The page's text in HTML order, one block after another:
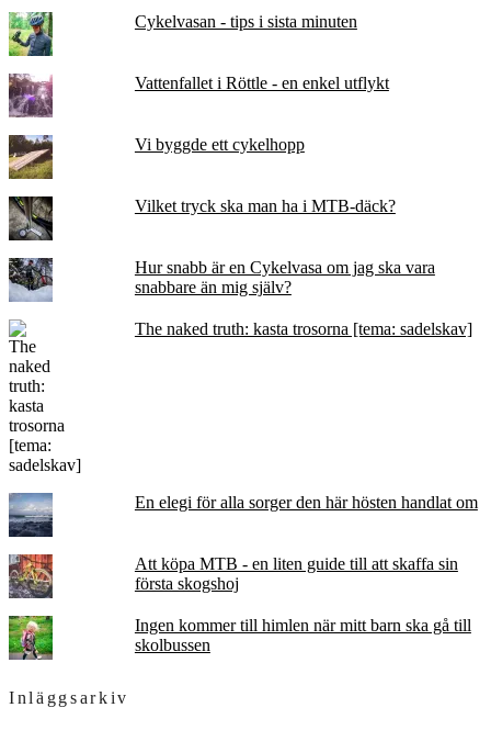
Cykelvasan - tips i sista minuten
Vattenfallet i Röttle - en enkel utflykt
Vi byggde ett cykelhopp
Vilket tryck ska man ha i MTB-däck?
Hur snabb är en Cykelvasa om jag ska vara
snabbare än mig själv?
The naked truth: kasta trosorna [tema: sadelskav]
En elegi för alla sorger den här hösten handlat om
Att köpa MTB - en liten guide till att skaffa sin
första skogshoj
Ingen kommer till himlen när mitt barn ska gå till
skolbussen
Inläggsarkiv